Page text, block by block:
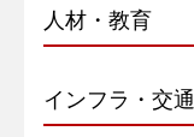
人材・教育
インフラ・交通